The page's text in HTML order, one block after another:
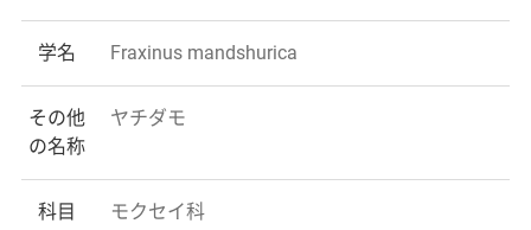
学名 Fraxinus mandshurica
その他
の名称
ヤチダモ
科目 モクセイ科